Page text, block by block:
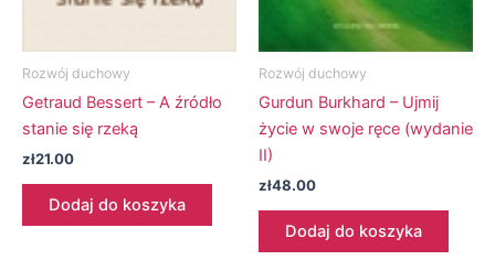
Rozwój duchowy
Getraud Bessert – A źródło
stanie się rzeką
zł21.00
Dodaj do koszyka
Rozwój duchowy
Gurdun Burkhard – Ujmij
życie w swoje ręce (wydanie
II)
zł48.00
Dodaj do koszyka